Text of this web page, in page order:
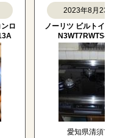
2023年8月23日
ノーリツ ビルトインコンロ
N3WT7RWTS-13A
愛知県清須市